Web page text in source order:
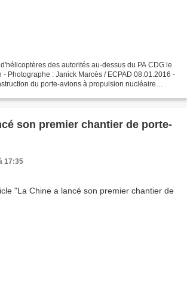
des autorités au-dessus du PA CDG le
- Photographe : Janick Marcès / ECPAD 08.01.2016 -
du porte-avions à propulsion nucléaire
son premier chantier de porte-
17:35